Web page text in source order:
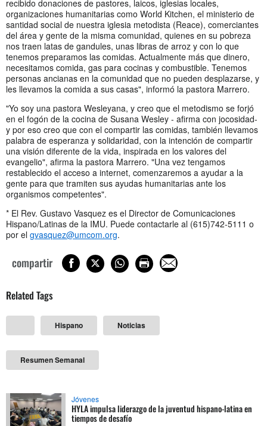
recibido donaciones de pastores, laicos, iglesias locales,
organizaciones humanitarias como World Kitchen, el ministerio de
santidad social de nuestra iglesia metodista (Reace), comerciantes
del área y gente de la misma comunidad, quienes en su pobreza
nos traen latas de gandules, unas libras de arroz y con lo que
tenemos preparamos las comidas. Actualmente más que dinero,
necesitamos comida, gas para cocinas y combustible. Tenemos
personas ancianas en la comunidad que no pueden desplazarse, y
les llevamos la comida a sus casas", informó la pastora Marrero.
"Yo soy una pastora Wesleyana, y creo que el metodismo se forjó
en el fogón de la cocina de Susana Wesley - afirma con jocosidad-
y por eso creo que con el compartir las comidas, también llevamos
palabra de esperanza y solidaridad, con la intención de compartir
una visión diferente de la vida, inspirada en los valores del
evangelio", afirma la pastora Marrero. "Una vez tengamos
restablecido el acceso a internet, comenzaremos a ayudar a la
gente para que tramiten sus ayudas humanitarias ante los
organismos competentes".
* El Rev. Gustavo Vasquez es el Director de Comunicaciones
Hispano/Latinas de la IMU. Puede contactarle al (615)742-5111 o
por el gvasquez@umcom.org.
compartir
Related Tags
Hispano Noticias
Resumen Semanal
Jóvenes
HYLA impulsa liderazgo de la juventud hispano-latina en
tiempos de desafío